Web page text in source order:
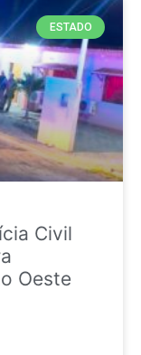
ESTADO
Civil
Oeste